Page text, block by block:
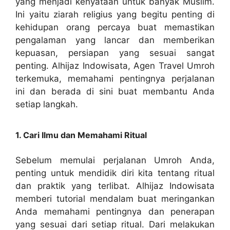
Ini yaitu ziarah religius yang begitu penting di
kehidupan orang percaya buat memastikan
pengalaman yang lancar dan memberikan
kepuasan, persiapan yang sesuai sangat
penting. Alhijaz Indowisata, Agen Travel Umroh
terkemuka, memahami pentingnya perjalanan
ini dan berada di sini buat membantu Anda
setiap langkah.
1. Cari Ilmu dan Memahami Ritual
Sebelum memulai perjalanan Umroh Anda,
penting untuk mendidik diri kita tentang ritual
dan praktik yang terlibat. Alhijaz Indowisata
memberi tutorial mendalam buat meringankan
Anda memahami pentingnya dan penerapan
yang sesuai dari setiap ritual. Dari melakukan